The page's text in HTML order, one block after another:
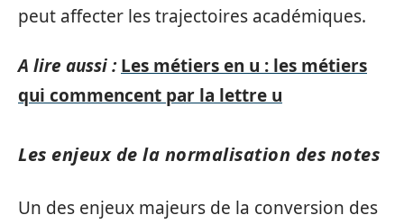
peut affecter les trajectoires académiques.
A lire aussi : Les métiers en u : les métiers
qui commencent par la lettre u
Les enjeux de la normalisation des notes
Un des enjeux majeurs de la conversion des